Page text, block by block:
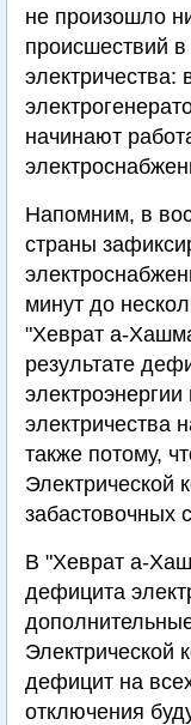
не произошло
происшествий в
электричества:
начинают
Напомним, в
страны
минут до
"Хеврат а-
результате
электричества
также потому,
Электрической
забастовочных
В "Хеврат а-
дефицита
Электрической
дефицит на
отключения